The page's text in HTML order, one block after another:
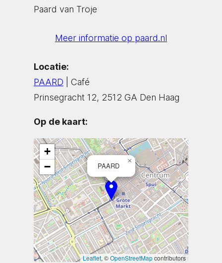
Paard van Troje
Meer informatie op paard.nl
Locatie:
PAARD | Café
Prinsegracht 12, 2512 GA Den Haag
Op de kaart:
PAARD
×
+
−
Leaflet, ©OpenStreetMapcontributors